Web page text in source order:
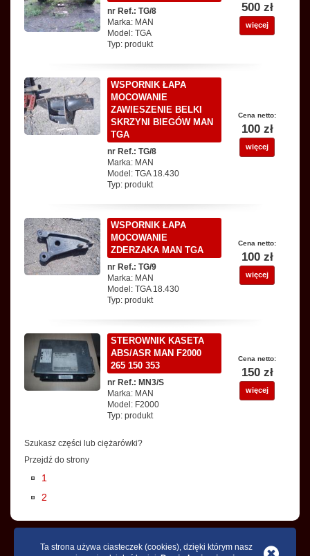
nr Ref.: TG/8
Marka: MAN
Model: TGA
Typ: produkt
500 zł
więcej
WSPORNIK ŁAPA
MOCOWANIE
ZAWIESZENIE BELKI
SKRZYNI BIEGÓW MAN
TGA
nr Ref.: TG/8
Marka: MAN
Model: TGA 18.430
Typ: produkt
Cena netto:
100 zł
więcej
WSPORNIK ŁAPA
MOCOWANIE
ZDERZAKA MAN TGA
nr Ref.: TG/9
Marka: MAN
Model: TGA 18.430
Typ: produkt
Cena netto:
100 zł
więcej
STEROWNIK KASETA
ABS/ASR MAN F2000
265 150 353
nr Ref.: MN3/S
Marka: MAN
Model: F2000
Typ: produkt
Cena netto:
150 zł
więcej
Szukasz części lub ciężarówki?
Przejdź do strony
1
2
Ta strona używa ciasteczek (cookies), dzięki którym nasz